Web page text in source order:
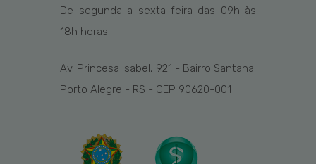
De segunda a sexta-feira das 09h às
18h horas
Av. Princesa Isabel, 921 - Bairro Santana
Porto Alegre - RS - CEP 90620-001